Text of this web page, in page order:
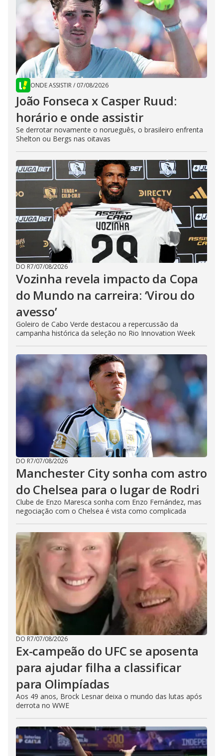
ONDE ASSISTIR/ 07/08/2026
João Fonseca x Casper Ruud:
horário e onde assistir
Se derrotar novamente o norueguês, o brasileiro enfrenta
Shelton ou Bergs nas oitavas
DO R7/07/08/2026
Vozinha revela impacto da Copa
do Mundo na carreira: ‘Virou do
avesso’
Goleiro de Cabo Verde destacou a repercussão da
campanha histórica da seleção no Rio Innovation Week
DO R7/07/08/2026
Manchester City sonha com astro
do Chelsea para o lugar de Rodri
Clube de Enzo Maresca sonha com Enzo Fernández, mas
negociação com o Chelsea é vista como complicada
DO R7/07/08/2026
Ex-campeão do UFC se aposenta
para ajudar filha a classificar
para Olimpíadas
Aos 49 anos, Brock Lesnar deixa o mundo das lutas após
derrota no WWE